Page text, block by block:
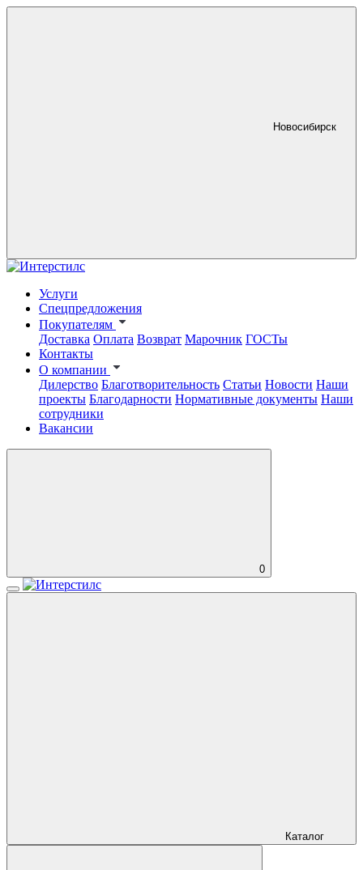
Новосибирск
Услуги
Спецпредложения
Покупателям
Доставка Оплата Возврат Марочник ГОСТы
Контакты
О компании
Дилерство Благотворительность Статьи Новости Наши
проекты Благодарности Нормативные документы Наши
сотрудники
Вакансии
0
Каталог